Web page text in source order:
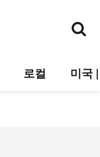
로컬 미국